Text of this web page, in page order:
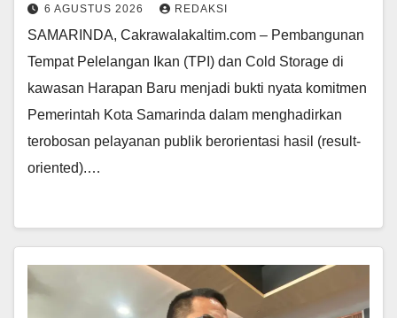
6 AGUSTUS 2026 REDAKSI
SAMARINDA, Cakrawalakaltim.com – Pembangunan
Tempat Pelelangan Ikan (TPI) dan Cold Storage di
kawasan Harapan Baru menjadi bukti nyata komitmen
Pemerintah Kota Samarinda dalam menghadirkan
terobosan pelayanan publik berorientasi hasil (result-
oriented).…